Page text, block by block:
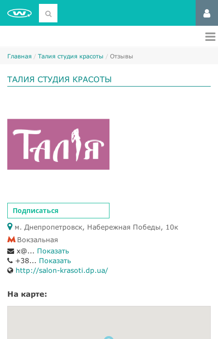
Главная Талия студия красоты Отзывы
ТАЛИЯ СТУДИЯ КРАСОТЫ
Подписаться
м. Днепропетровск, Набережная Победы, 10к
Вокзальная
x@... Показать
+38... Показать
http://salon-krasoti.dp.ua/
На карте: